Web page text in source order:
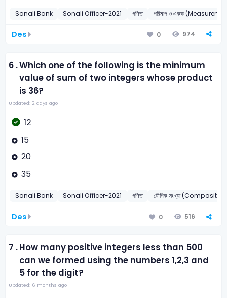
Sonali Bank Sonali Officer-2021 গণিত পরিমাপ ও একক
Des 0 974
6 .Which one of the following is the minimum
value of sum of two integers whose product
is 36?
Updated: 2 days ago
12
15
20
35
Sonali Bank Sonali Officer-2021 গণিত যৌগিক সংখ্যা (Composite
Des 0 516
7 .How many positive integers less than 500
can we formed using the numbers 1,2,3 and
5 for the digit?
Updated: 6 months ago